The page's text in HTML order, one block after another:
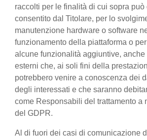
raccolti per le finalità di cui sopra può
consentito dal Titolare, per lo
manutenzione hardware o software
funzionamento della piattaforma o
alcune funzionalità aggiuntive, anche
esterni che, ai soli fini della
potrebbero venire a conoscenza dei
degli interessati e che saranno
come Responsabili del trattamento a
del GDPR.
Al di fuori dei casi di comunicazione